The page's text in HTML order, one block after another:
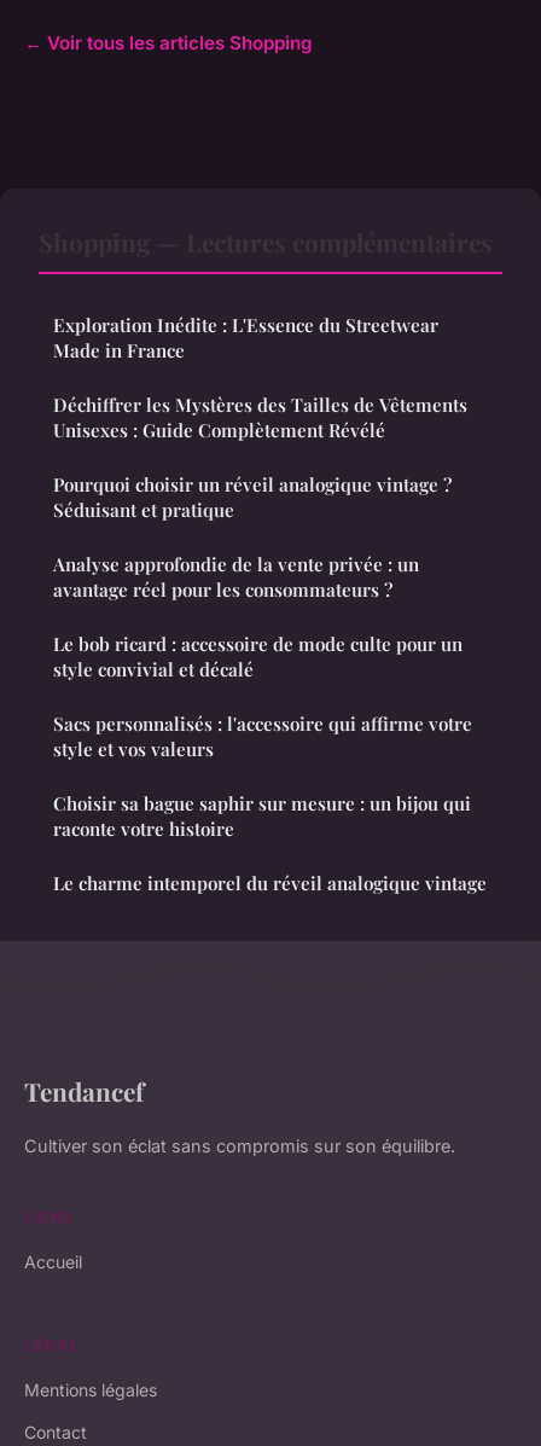
← Voir tous les articles Shopping
Exploration Inédite : L'Essence du Streetwear
Made in France
Déchiffrer les Mystères des Tailles de Vêtements
Unisexes : Guide Complètement Révélé
Pourquoi choisir un réveil analogique vintage ?
Séduisant et pratique
Analyse approfondie de la vente privée : un
avantage réel pour les consommateurs ?
Le bob ricard : accessoire de mode culte pour un
style convivial et décalé
Sacs personnalisés : l'accessoire qui affirme votre
style et vos valeurs
Choisir sa bague saphir sur mesure : un bijou qui
raconte votre histoire
Le charme intemporel du réveil analogique vintage
Tendancef
Cultiver son éclat sans compromis sur son équilibre.
LIENS
Accueil
LÉGAL
Mentions légales
Contact